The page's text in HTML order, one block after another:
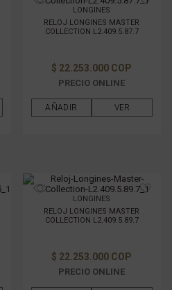
LONGINES
RELOJ LONGINES MASTER
COLLECTION L2.409.5.87.7
$ 22.253.000 COP
PRECIO ONLINE
AÑADIR VER
LONGINES
RELOJ LONGINES MASTER
COLLECTION L2.409.5.89.7
$ 22.253.000 COP
PRECIO ONLINE